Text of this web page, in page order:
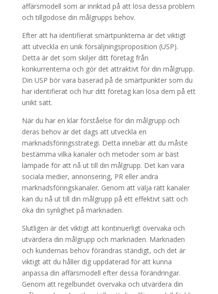
affärsmodell som är inriktad på att lösa dessa problem
och tillgodose din målgrupps behov.
Efter att ha identifierat smärtpunkterna är det viktigt
att utveckla en unik försäljningsproposition (USP).
Detta är det som skiljer ditt företag från
konkurrenterna och gör det attraktivt för din målgrupp.
Din USP bör vara baserad på de smärtpunkter som du
har identifierat och hur ditt företag kan lösa dem på ett
unikt sätt.
När du har en klar förståelse för din målgrupp och
deras behov är det dags att utveckla en
marknadsföringsstrategi. Detta innebär att du måste
bestämma vilka kanaler och metoder som är bäst
lämpade för att nå ut till din målgrupp. Det kan vara
sociala medier, annonsering, PR eller andra
marknadsföringskanaler. Genom att välja rätt kanaler
kan du nå ut till din målgrupp på ett effektivt sätt och
öka din synlighet på marknaden.
Slutligen är det viktigt att kontinuerligt övervaka och
utvärdera din målgrupp och marknaden. Marknaden
och kundernas behov förändras ständigt, och det är
viktigt att du håller dig uppdaterad för att kunna
anpassa din affärsmodell efter dessa förändringar.
Genom att regelbundet övervaka och utvärdera din